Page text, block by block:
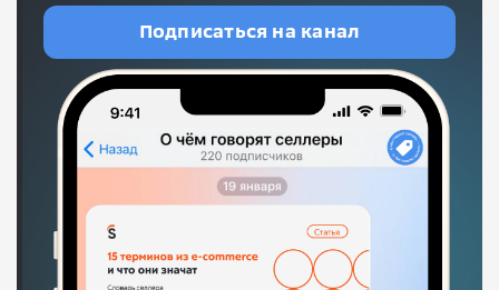
Подписаться на канал